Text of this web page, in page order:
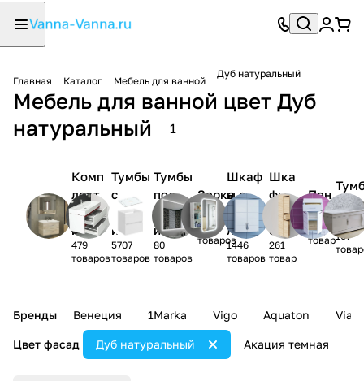
Главная Каталог Мебель для ванной
Дуб натуральный
Мебель для ванной цвет Дуб
натуральный
1
Комп
лект
мебел
и
479
товаров
Тумбы
с
раков
иной
5707
товаров
Тумбы
под
раков
ину
80
товаров
Зерка
ла
1150
товаров
Шкаф
ы с
зерка
лом
1446
товаров
Шка
фы
нав
есн
ые
261
товар
Пен
алы
1831
товар
-
107
Бренды Венеция 1Marka Vigo Aquaton Viant
Цвет фасад Акация темная
Дуб натуральный